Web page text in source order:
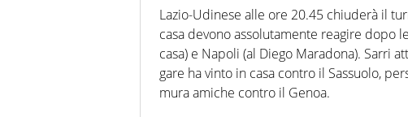
Lazio-Udinese alle ore 20.45 chiuderà il
casa devono assolutamente reagire dopo
casa) e Napoli (al Diego Maradona). Sarri
gare ha vinto in casa contro il Sassuolo,
mura amiche contro il Genoa.